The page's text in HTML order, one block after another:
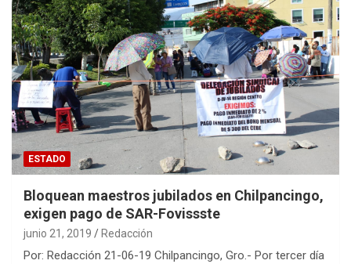
ESTADO
Bloquean maestros jubilados en Chilpancingo,
exigen pago de SAR-Fovissste
junio 21, 2019 Redacción
Por: Redacción 21-06-19 Chilpancingo, Gro.- Por tercer día